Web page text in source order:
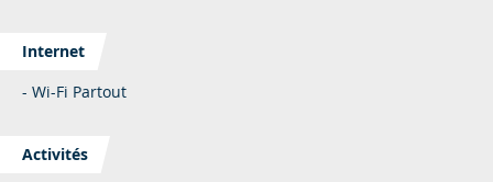
Internet
- Wi-Fi Partout
Activités